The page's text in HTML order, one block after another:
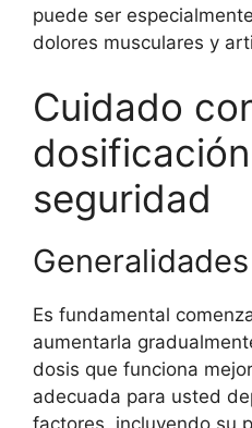
puede ser
dolores musculares y
Cuidado
seguridad
Es fundamental
aumentarla
dosis que funciona
adecuada para usted